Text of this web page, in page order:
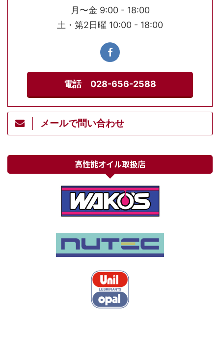
月〜金 9:00 - 18:00
土・第2日曜 10:00 - 18:00
電話 028-656-2588
メールで問い合わせ
高性能オイル取扱店